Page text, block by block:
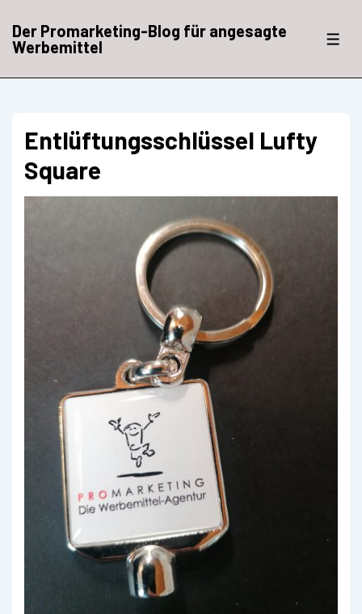
Zum
InhaltDer Promarketing-Blog für angesagte
Werbemittel
Entlüftungsschlüssel Lufty
Square